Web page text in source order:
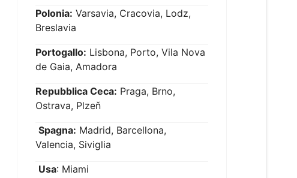
Polonia: Varsavia, Cracovia, Lodz,
Breslavia
Portogallo: Lisbona, Porto, Vila Nova
de Gaia, Amadora
Repubblica Ceca: Praga, Brno,
Ostrava, Plzeň
Spagna: Madrid, Barcellona,
Valencia, Siviglia
Usa: Miami